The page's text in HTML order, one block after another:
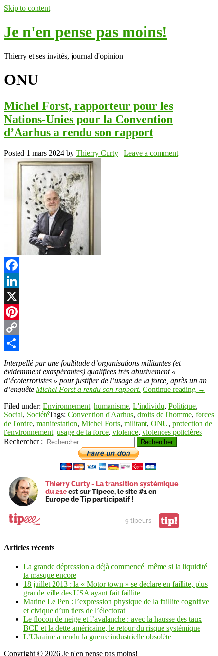
Skip to content
Je n'en pense pas moins!
Thierry et ses invités, journal d'opinion
ONU
Michel Forst, rapporteur pour les
Nations-Unies pour la Convention
d’Aarhus a rendu son rapport
Posted 1 mars 2024 by Thierry Curty | Leave a comment
Facebook
LinkedIn
X
Pinterest
Copy
Link
Partager
Interpellé par une foultitude d’organisations militantes (et
évidemment exaspérantes) qualifiées très abusivement «
d’écoterroristes » pour justifier de l’usage de la force, après un an
d’enquête Michel Forst a rendu son rapport. Continue reading →
Filed under: Environnement, humanisme, L'individu, Politique,
Social, SociétéTags: Convention d'Aarhus, droits de l'homme, forces
de l'ordre, manifestation, Michel Forts, militant, ONU, protection de
l'environnement, usage de la force, violence, violences policières
Rechercher :
Thierry Curty - La transition systémique
du 21eest sur Tipeee, le site #1 en
Europe de Tip participatif !
9 tipeurs tip!
Articles récents
La grande dépression a déjà commencé, même si la liquidité
la masque encore
18 juillet 2013 : la « Motor town » se déclare en faillite, plus
grande ville des USA ayant fait faillite
Marine Le Pen : l’expression physique de la faillite cognitive
et civique d’un tiers de l’électorat
Le flocon de neige et l’avalanche : avec la hausse des taux
BCE et la dette américaine, le retour du risque systémique
L’Ukraine a rendu la guerre industrielle obsolète
Copyright © 2026 Je n'en pense pas moins!